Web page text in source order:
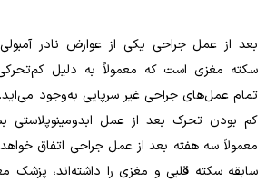
بعد از عمل جراحی یکی از عوارض نادر
سکته مغزی است که معمولاً به دلیل
تمام عمل‌های جراحی غیر سرپایی به‌وجود می‌اید.
کم بودن تحرک بعد از عمل ابدومینوپلاستی
معمولاً سه هفته بعد از عمل جراحی اتفاق خواهد
سابقه سکته قلبی و مغزی را داشته‌اند،